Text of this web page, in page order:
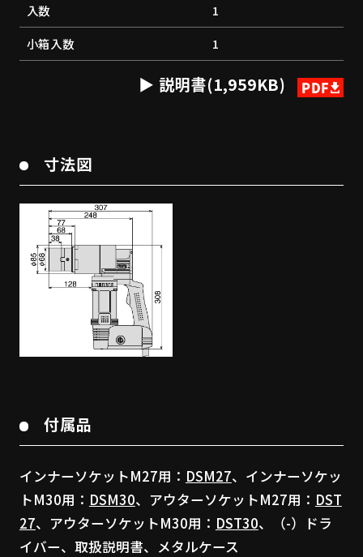
入数
1
小箱入数
1
説明書(1,959KB)
寸法図
付属品
インナーソケットM27用： DSM27、インナーソケッ
トM30用： DSM30、アウターソケットM27用： DST
27、アウターソケットM30用： DST30、（-）ドラ
イバー、取扱説明書、メタルケース